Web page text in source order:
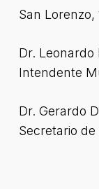
San Lorenzo,
Dr. Leonardo
Intendente
Dr. Gerardo
Secretario